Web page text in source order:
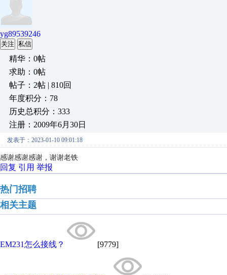
yg89539246
关注 私信
精华：0帖
求助：0帖
帖子：2帖 | 810回
年度积分：78
历史总积分：333
注册：2009年6月30日
发表于：2023-01-10 09:01:18
感谢感谢感谢，谢谢老铁
回复 引用 举报
热门招聘
相关主题
EM231怎么接线？ [9779]